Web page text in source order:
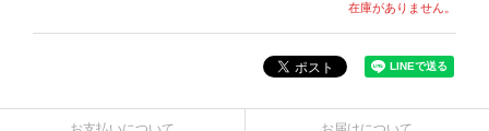
在庫がありません。